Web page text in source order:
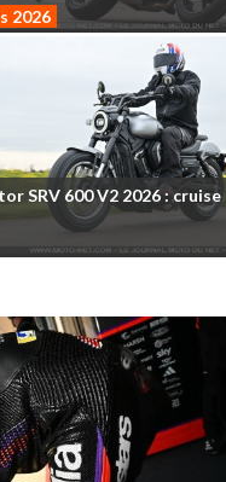
2026
SRV 600V2 2026: cruise